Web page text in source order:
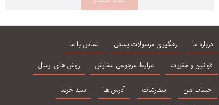
درباره ما رهگیری مرسولات پستی
تماس با ما
قوانین و مقررات
شرایط مرجوعی سفارش روش های ارسال
حساب من سفارشات آدرس ها
سبد خرید